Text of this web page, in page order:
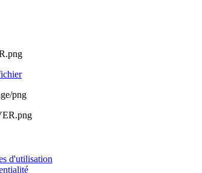
png
d'utilisation